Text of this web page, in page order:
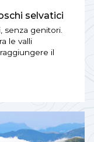
selvatici
senza genitori.
le valli
il